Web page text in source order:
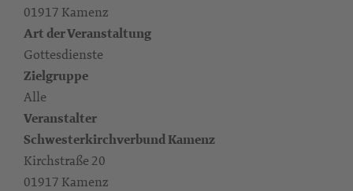
01917 Kamenz
Art der Veranstaltung
Gottesdienste
Zielgruppe
Alle
Veranstalter
Schwesterkirchverbund Kamenz
Kirchstraße 20
01917 Kamenz